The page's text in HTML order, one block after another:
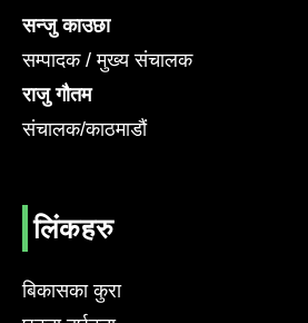
सन्जु काउछा
सम्पादक / मुख्य संचालक
राजु गौतम
संचालक/काठमाडौं
लिंकहरु
बिकासका कुरा